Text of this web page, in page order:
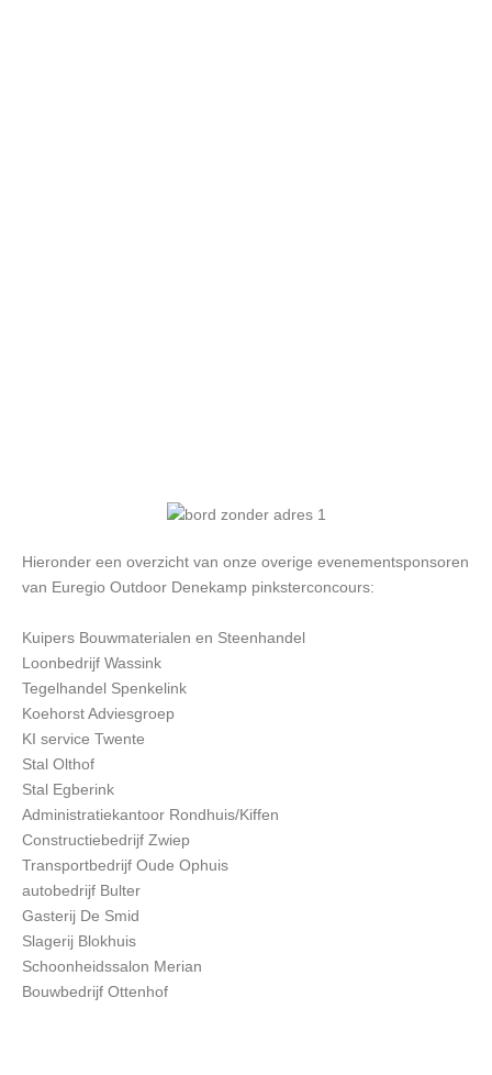
Hieronder een overzicht van onze overige evenementsponsoren
van Euregio Outdoor Denekamp pinksterconcours:
Kuipers Bouwmaterialen en Steenhandel
Loonbedrijf Wassink
Tegelhandel Spenkelink
Koehorst Adviesgroep
KI service Twente
Stal Olthof
Stal Egberink
Administratiekantoor Rondhuis/Kiffen
Constructiebedrijf Zwiep
Transportbedrijf Oude Ophuis
autobedrijf Bulter
Gasterij De Smid
Slagerij Blokhuis
Schoonheidssalon Merian
Bouwbedrijf Ottenhof